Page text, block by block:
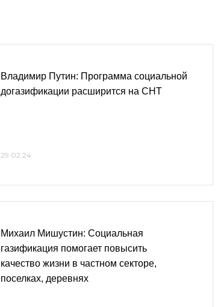
Владимир Путин: Программа социальной
догазификации расширится на СНТ
29.02.24
Михаил Мишустин: Социальная
газификация помогает повысить
качество жизни в частном секторе,
поселках, деревнях